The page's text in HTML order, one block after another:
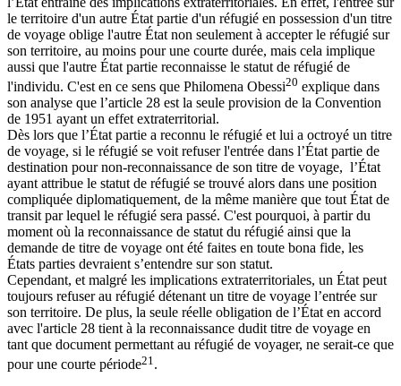
le territoire d'un autre État partie d'un réfugié en possession d'un titre
de voyage oblige l'autre État non seulement à accepter le réfugié sur
son territoire, au moins pour une courte durée, mais cela implique
aussi que l'autre État partie reconnaisse le statut de réfugié de
l'individu. C'est en ce sens que Philomena Obessi20 explique dans
son analyse que l’article 28 est la seule provision de la Convention
de 1951 ayant un effet extraterritorial.
Dès lors que l’État partie a reconnu le réfugié et lui a octroyé un titre
de voyage, si le réfugié se voit refuser l'entrée dans l’État partie de
destination pour non-reconnaissance de son titre de voyage, l’État
ayant attribue le statut de réfugié se trouvé alors dans une position
compliquée diplomatiquement, de la même manière que tout État de
transit par lequel le réfugié sera passé. C'est pourquoi, à partir du
moment où la reconnaissance de statut du réfugié ainsi que la
demande de titre de voyage ont été faites en toute bona fide, les
États parties devraient s’entendre sur son statut.
Cependant, et malgré les implications extraterritoriales, un État peut
toujours refuser au réfugié détenant un titre de voyage l’entrée sur
son territoire. De plus, la seule réelle obligation de l’État en accord
avec l'article 28 tient à la reconnaissance dudit titre de voyage en
tant que document permettant au réfugié de voyager, ne serait-ce que
pour une courte période21 .